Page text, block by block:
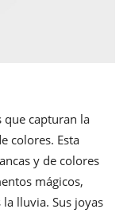
que capturan la
colores. Esta
y de colores
mágicos,
la lluvia. Sus joyas